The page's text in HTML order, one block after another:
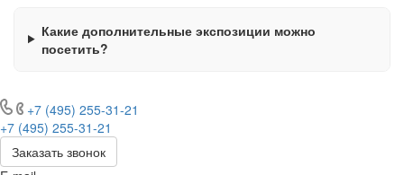
Какие дополнительные экспозиции можно
посетить?
+7 (495) 255-31-21
+7 (495) 255-31-21
Заказать звонок